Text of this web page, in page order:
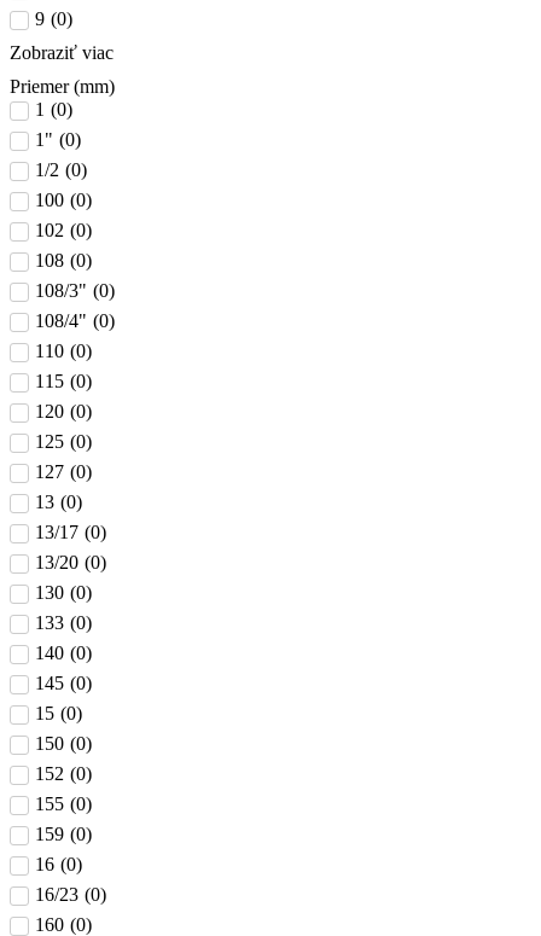
9 (0)
Zobraziť viac
Priemer (mm)
1 (0)
1" (0)
1/2 (0)
100 (0)
102 (0)
108 (0)
108/3" (0)
108/4" (0)
110 (0)
115 (0)
120 (0)
125 (0)
127 (0)
13 (0)
13/17 (0)
13/20 (0)
130 (0)
133 (0)
140 (0)
145 (0)
15 (0)
150 (0)
152 (0)
155 (0)
159 (0)
16 (0)
16/23 (0)
160 (0)